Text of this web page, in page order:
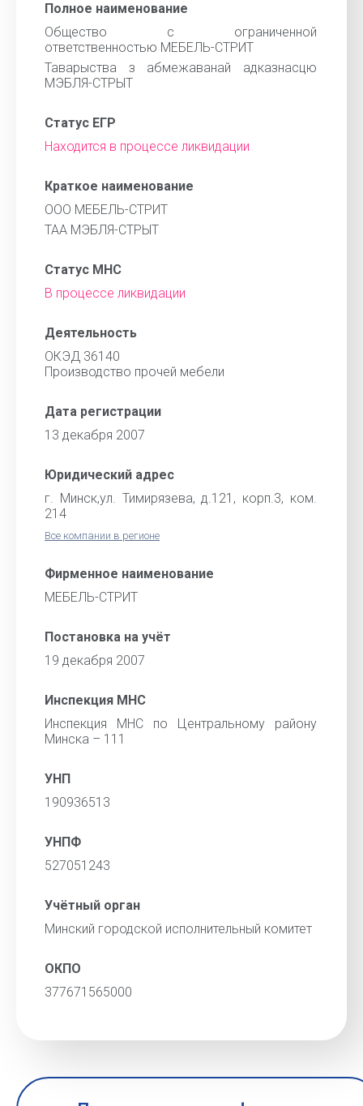
Полное наименование
Общество с ограниченной
ответственностью МЕБЕЛЬ-СТРИТ
Таварыства з абмежаванай адказнасцю
МЭБЛЯ-СТРЫТ
Статус ЕГР
Находится в процессе ликвидации
Краткое наименование
ООО МЕБЕЛЬ-СТРИТ
ТАА МЭБЛЯ-СТРЫТ
Статус МНС
В процессе ликвидации
Деятельность
ОКЭД 36140
Производство прочей мебели
Дата регистрации
13 декабря 2007
Юридический адрес
г. Минск,ул. Тимирязева, д.121, корп.3, ком.
214
Все компании в регионе
Фирменное наименование
МЕБЕЛЬ-СТРИТ
Постановка на учёт
19 декабря 2007
Инспекция МНС
Инспекция МНС по Центральному району
Минска – 111
УНП
190936513
УНПФ
527051243
Учётный орган
Минский городской исполнительный комитет
ОКПО
377671565000